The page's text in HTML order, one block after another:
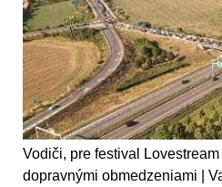
Vodiči, pre festival
dopravnými obmedzeniami |